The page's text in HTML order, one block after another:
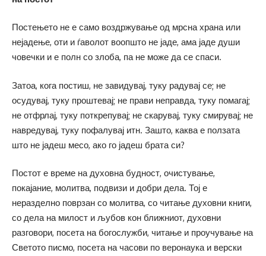
Постењето не е само воздржување од мрсна храна или
нејадење, оти и ѓаволот воопшто не јаде, ама јаде души
човечки и е полн со злоба, па не може да се спаси.
Затоа, кога постиш, не завидувај, туку радувај се; не
осудувај, туку проштевај; не прави неправда, туку помагај;
не отфрлај, туку поткрепувај; не скарувај, туку смирувај; не
навредувај, туку пофалувај итн. Зашто, каква е ползата
што не јадеш месо, ако го јадеш брата си?
Постот е време на духовна будност, очистување,
покајание, молитва, подвизи и добри дела. Тој е
неразделно поврзан со молитва, со читање духовни книги,
со дела на милост и љубов кон ближниот, духовни
разговори, посета на богослужби, читање и проучување на
Светото писмо, посета на часови по веронаука и верски